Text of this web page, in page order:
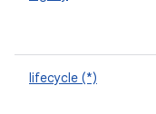
lifecycle (*)